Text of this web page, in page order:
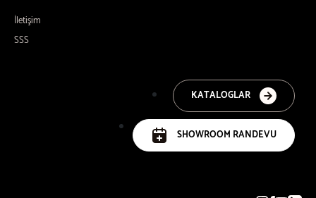
İletişim
SSS
KATALOGLAR
SHOWROOM RANDEVU